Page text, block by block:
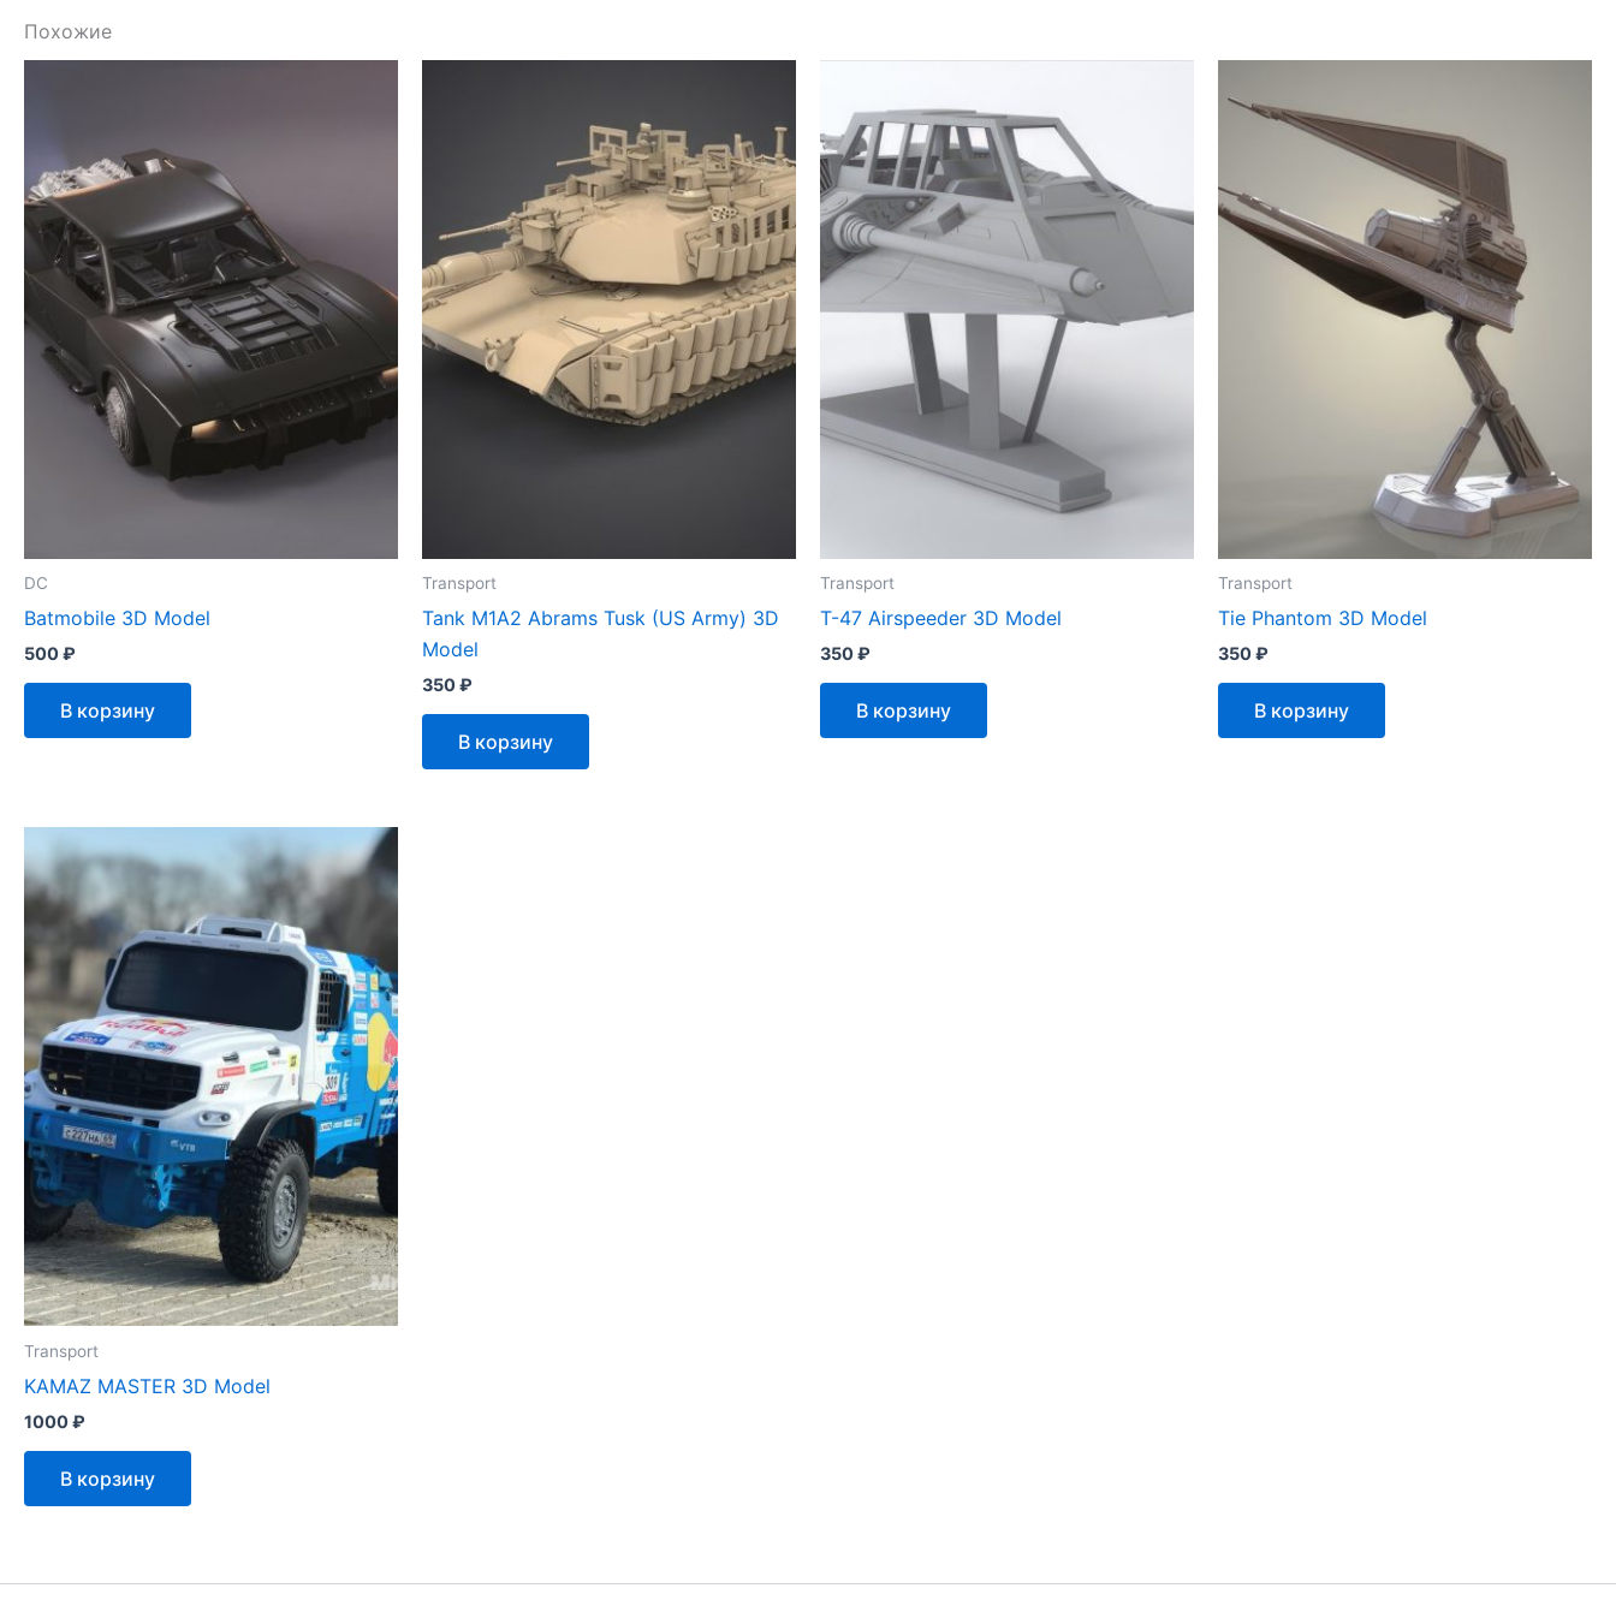
Похожие
DC
Batmobile 3D Model
500₽
В корзину
Transport
Tank M1A2 Abrams Tusk (US Army) 3D
Model
350₽
В корзину
Transport
T-47 Airspeeder 3D Model
350₽
В корзину
Transport
Tie Phantom 3D Model
350₽
В корзину
Transport
KAMAZ MASTER 3D Model
1000₽
В корзину